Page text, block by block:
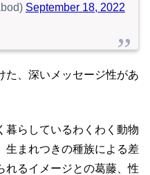
September 18, 2022
た、深いメッセージ性があ
暮らしているわくわく動物
生まれつきの種族による差
れるイメージとの葛藤、性